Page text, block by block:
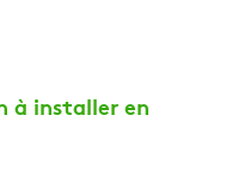
à installer en